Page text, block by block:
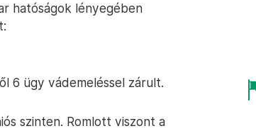
hatóságok lényegében
6 ügy vádemeléssel zárult.
szinten. Romlott viszont a